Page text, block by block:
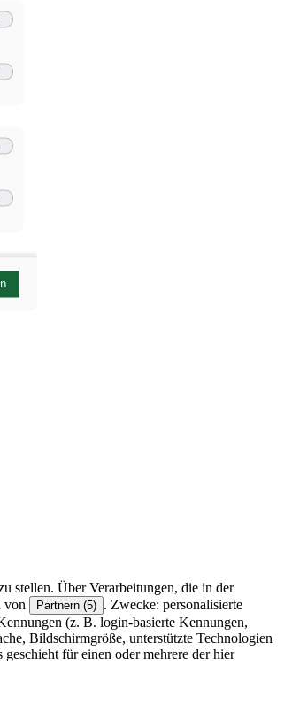
stellen. Über Verarbeitungen, die in der
von Partnern (5) . Zwecke: personalisierte
(z. B. login-basierte Kennungen,
Bildschirmgröße, unterstützte Technologien
für einen oder mehrere der hier
Analytics